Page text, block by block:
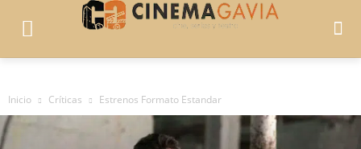
Inicio Críticas Estrenos Formato Estandar